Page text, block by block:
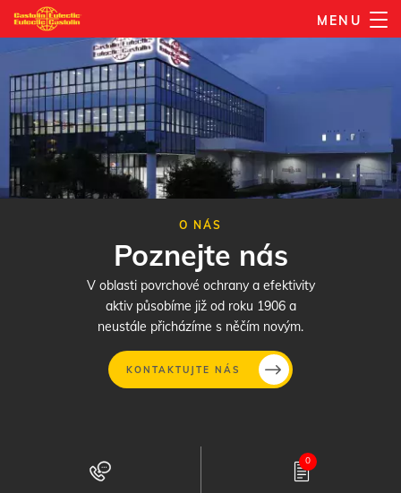
Přejít
k
obsahu
MENU
O NÁS
Poznejte nás
V oblasti povrchové ochrany a efektivity
aktiv působíme již od roku 1906 a
neustále přicházíme s něčím novým.
KONTAKTUJTE NÁS
0